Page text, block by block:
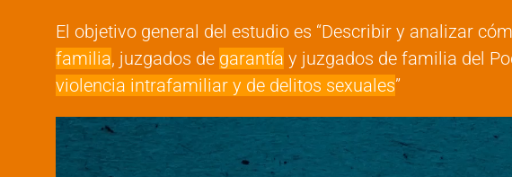
El objetivo general del estudio es “Describir y analizar
familia, juzgados de garantía y juzgados de familia del
violencia intrafamiliar y de delitos sexuales”